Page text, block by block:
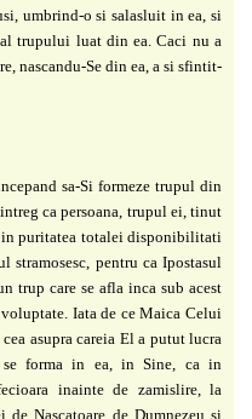
umbrind-o si salasluit in ea, si
trupului luat din ea. Caci nu a
nascandu-Se din ea, a si sfintit-
sa-Si formeze trupul din
ca persoana, trupul ei, tinut
in puritatea totalei disponibilitati
stramosesc, pentru ca Ipostasul
trup care se afla inca sub acest
Iata de ce Maica Celui
asupra careia El a putut lucra
se forma in ea, in Sine, ca in
inainte de zamislire, la
de Nascatoare de Dumnezeu si